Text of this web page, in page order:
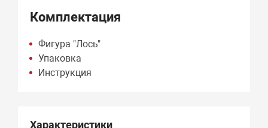
Комплектация
Фигура "Лось"
Упаковка
Инструкция
Характеристики